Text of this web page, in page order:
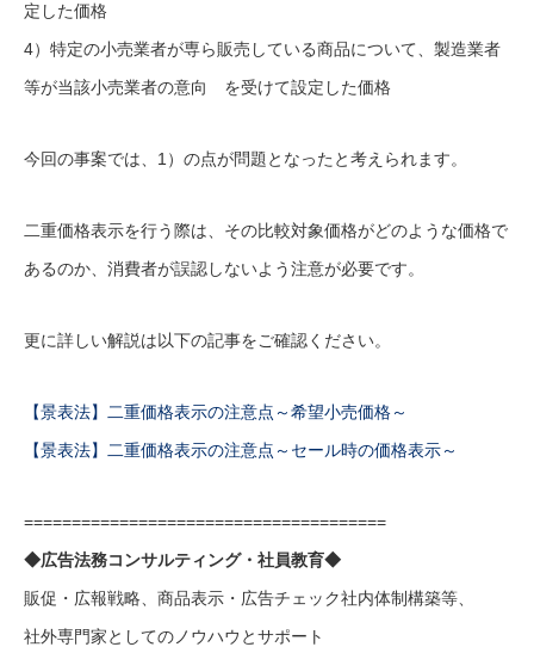
定した価格
4）特定の小売業者が専ら販売している商品について、製造業者
等が当該小売業者の意向 を受けて設定した価格
今回の事案では、1）の点が問題となったと考えられます。
二重価格表示を行う際は、その比較対象価格がどのような価格で
あるのか、消費者が誤認しないよう注意が必要です。
更に詳しい解説は以下の記事をご確認ください。
【景表法】二重価格表示の注意点～希望小売価格～
【景表法】二重価格表示の注意点～セール時の価格表示～
======================================
◆広告法務コンサルティング・社員教育◆
販促・広報戦略、商品表示・広告チェック社内体制構築等、
社外専門家としてのノウハウとサポート